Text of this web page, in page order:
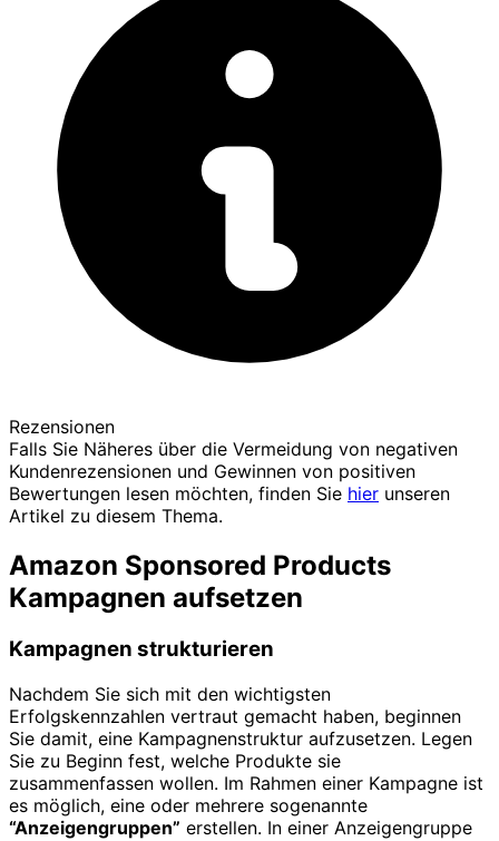
Rezensionen
Falls Sie Näheres über die Vermeidung von negativen
Kundenrezensionen und Gewinnen von positiven
Bewertungen lesen möchten, finden Sie hier unseren
Artikel zu diesem Thema.
Amazon Sponsored Products
Kampagnen aufsetzen
Kampagnen strukturieren
Nachdem Sie sich mit den wichtigsten
Erfolgskennzahlen vertraut gemacht haben, beginnen
Sie damit, eine Kampagnenstruktur aufzusetzen. Legen
Sie zu Beginn fest, welche Produkte sie
zusammenfassen wollen. Im Rahmen einer Kampagne ist
es möglich, eine oder mehrere sogenannte
“Anzeigengruppen” erstellen. In einer Anzeigengruppe